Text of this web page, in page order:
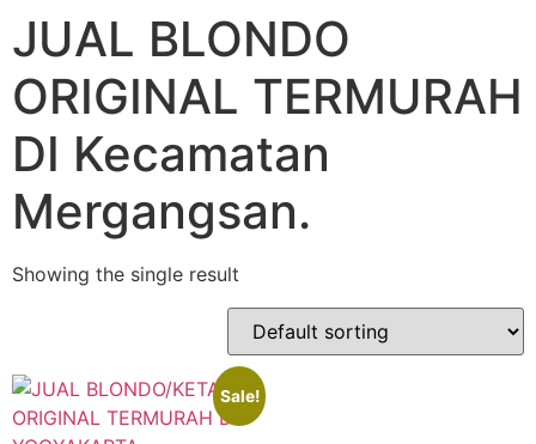
JUAL BLONDO
ORIGINAL TERMURAH
DI Kecamatan
Mergangsan.
Showing the single result
Sale!